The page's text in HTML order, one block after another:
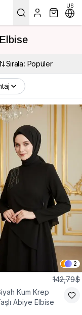
US
Sırala: Popüler
2
142,79$
Kum Krep
Abiye Elbise